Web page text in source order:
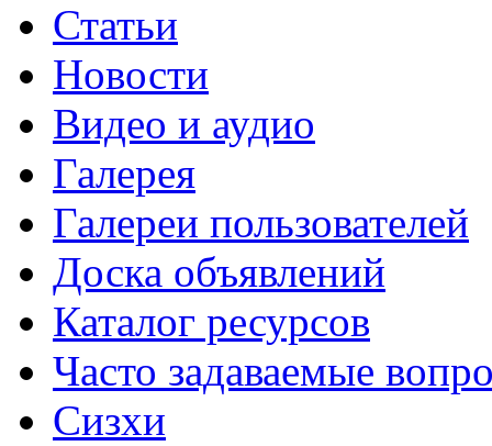
Статьи
Новости
Видео и аудио
Галерея
Галереи пользователей
Доска объявлений
Каталог ресурсов
Часто задаваемые
Сизхи